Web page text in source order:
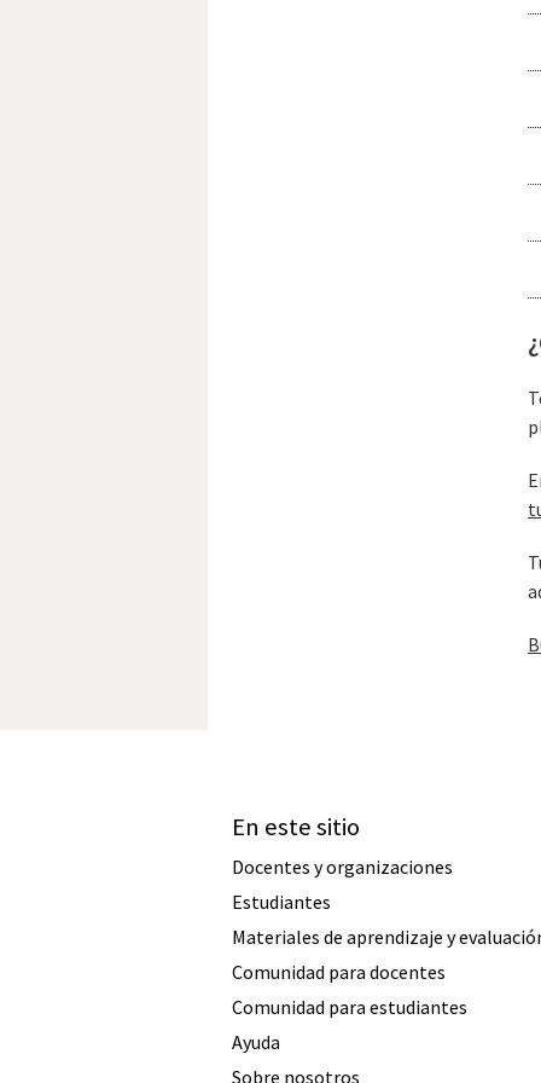
En este sitio
Docentes y organizaciones
Estudiantes
Materiales de aprendizaje y
Comunidad para docentes
Comunidad para estudiantes
Ayuda
Sobre nosotros